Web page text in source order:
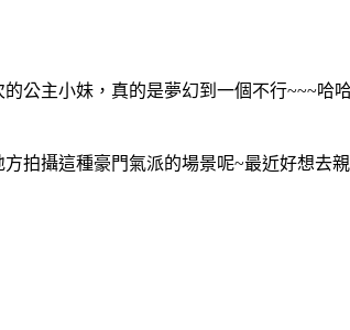
公主小妹，真的是夢幻到一個不行~~~哈
拍攝這種豪門氣派的場景呢~最近好想去